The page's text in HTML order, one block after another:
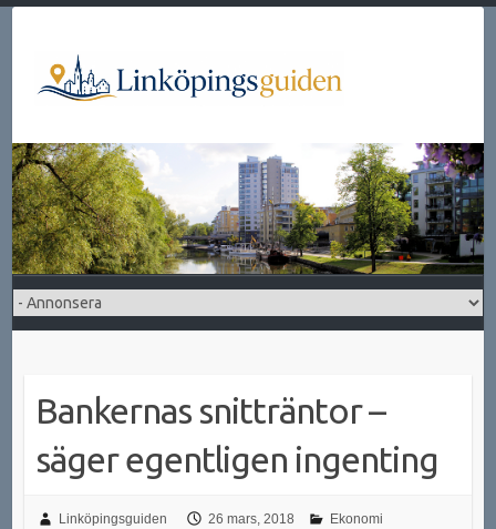
innehåll
Bankernas snitträntor –
säger egentligen ingenting
Linköpingsguiden 26 mars, 2018 Ekonomi